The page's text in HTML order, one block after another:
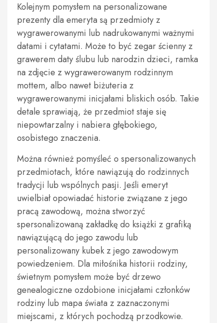
Kolejnym pomysłem na personalizowane
prezenty dla emeryta są przedmioty z
wygrawerowanymi lub nadrukowanymi ważnymi
datami i cytatami. Może to być zegar ścienny z
grawerem daty ślubu lub narodzin dzieci, ramka
na zdjęcie z wygrawerowanym rodzinnym
mottem, albo nawet biżuteria z
wygrawerowanymi inicjałami bliskich osób. Takie
detale sprawiają, że przedmiot staje się
niepowtarzalny i nabiera głębokiego,
osobistego znaczenia.
Można również pomyśleć o spersonalizowanych
przedmiotach, które nawiązują do rodzinnych
tradycji lub wspólnych pasji. Jeśli emeryt
uwielbiał opowiadać historie związane z jego
pracą zawodową, można stworzyć
spersonalizowaną zakładkę do książki z grafiką
nawiązującą do jego zawodu lub
personalizowany kubek z jego zawodowym
powiedzeniem. Dla miłośnika historii rodziny,
świetnym pomysłem może być drzewo
genealogiczne ozdobione inicjałami członków
rodziny lub mapa świata z zaznaczonymi
miejscami, z których pochodzą przodkowie.